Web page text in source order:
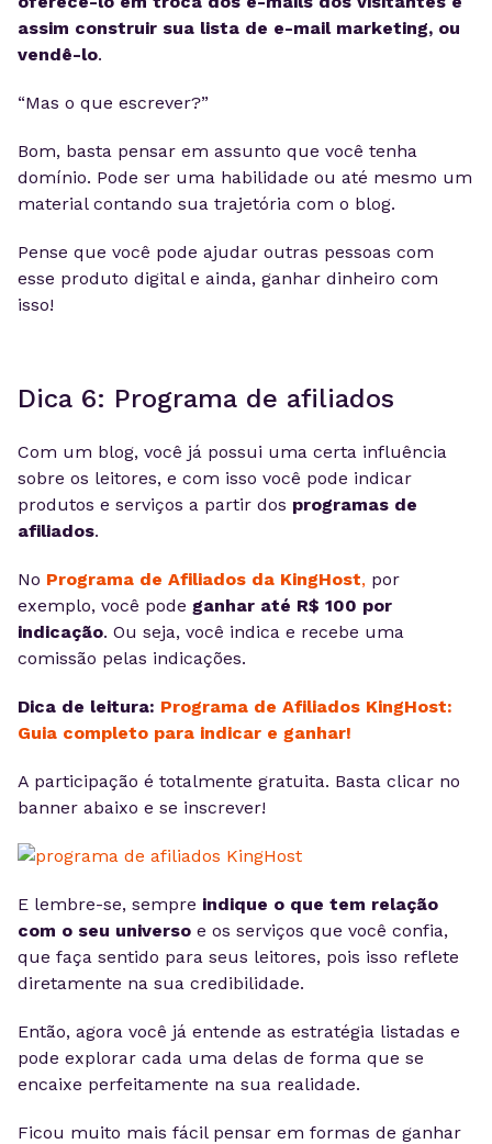
assim construir sua lista de e-mail marketing, ou
vendê-lo.
“Mas o que escrever?”
Bom, basta pensar em assunto que você tenha
domínio. Pode ser uma habilidade ou até mesmo um
material contando sua trajetória com o blog.
Pense que você pode ajudar outras pessoas com
esse produto digital e ainda, ganhar dinheiro com
isso!
Dica 6: Programa de afiliados
Com um blog, você já possui uma certa influência
sobre os leitores, e com isso você pode indicar
produtos e serviços a partir dos programas de
afiliados.
No Programa de Afiliados da KingHost, por
exemplo, você pode ganhar até R$ 100 por
indicação. Ou seja, você indica e recebe uma
comissão pelas indicações.
Dica de leitura: Programa de Afiliados KingHost:
Guia completo para indicar e ganhar!
A participação é totalmente gratuita. Basta clicar no
banner abaixo e se inscrever!
E lembre-se, sempre indique o que tem relação
com o seu universo e os serviços que você confia,
que faça sentido para seus leitores, pois isso reflete
diretamente na sua credibilidade.
Então, agora você já entende as estratégia listadas e
pode explorar cada uma delas de forma que se
encaixe perfeitamente na sua realidade.
Ficou muito mais fácil pensar em formas de ganhar